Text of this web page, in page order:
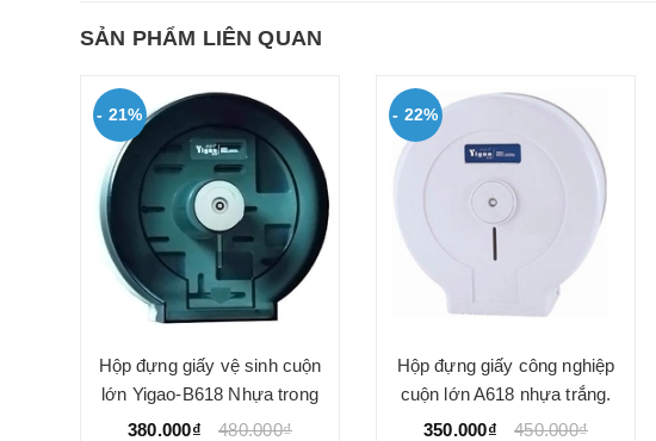
SẢN PHẨM LIÊN QUAN
- 21%
Hộp đựng giấy vệ sinh cuộn
lớn Yigao-B618 Nhựa trong
380.000₫
480.000₫
- 22%
Hộp đựng giấy công nghiệp
cuộn lớn A618 nhựa trắng.
350.000₫
450.000₫